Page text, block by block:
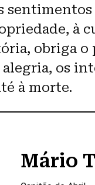
sentimentos
à
obriga o
os
à morte.
Mário